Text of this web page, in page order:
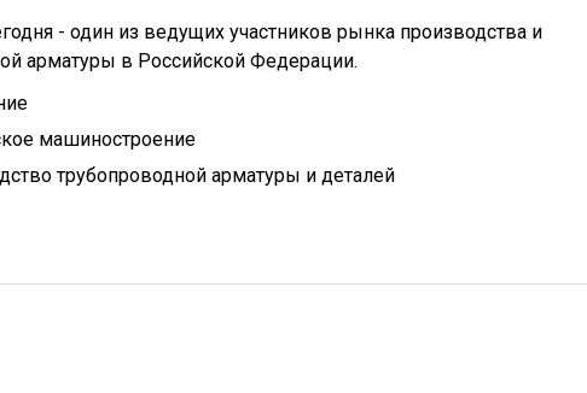
- один из ведущих участников рынка производства и
арматуры в Российской Федерации.
машиностроение
трубопроводной арматуры и деталей